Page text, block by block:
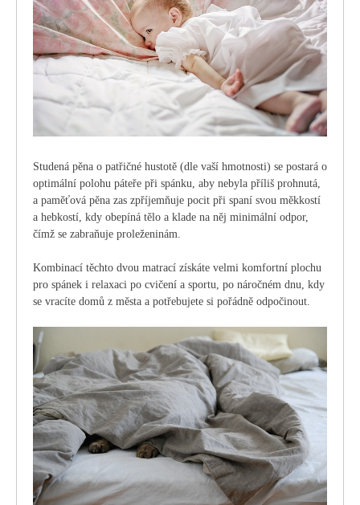
Studená pěna o patřičné hustotě (dle vaší hmotnosti) se postará o
optimální polohu páteře při spánku, aby nebyla příliš prohnutá,
a paměťová pěna zas zpříjemňuje pocit při spaní svou měkkostí
a hebkostí, kdy obepíná tělo a klade na něj minimální odpor,
čímž se zabraňuje proleženinám.
Kombinací těchto dvou matrací získáte velmi komfortní plochu
pro spánek i relaxaci po cvičení a sportu, po náročném dnu, kdy
se vracíte domů z města a potřebujete si pořádně odpočinout.